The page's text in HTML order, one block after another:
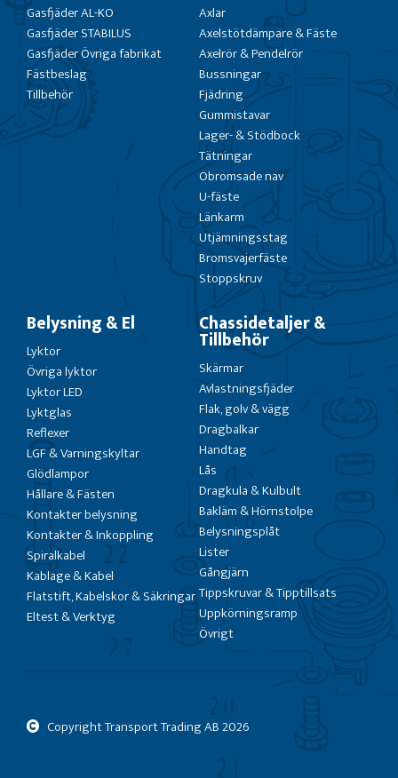
Gasfjäder AL-KO
Gasfjäder STABILUS
Gasfjäder Övriga fabrikat
Fästbeslag
Tillbehör
Axlar
Axelstötdämpare & Fäste
Axelrör & Pendelrör
Bussningar
Fjädring
Gummistavar
Lager- & Stödbock
Tätningar
Obromsade nav
U-fäste
Länkarm
Utjämningsstag
Bromsvajerfäste
Stoppskruv
Belysning & El
Lyktor
Övriga lyktor
Lyktor LED
Lyktglas
Reflexer
LGF & Varningskyltar
Glödlampor
Hållare & Fästen
Kontakter belysning
Kontakter & Inkoppling
Spiralkabel
Kablage & Kabel
Flatstift, Kabelskor & Säkringar
Eltest & Verktyg
Chassidetaljer &
Tillbehör
Skärmar
Avlastningsfjäder
Flak, golv & vägg
Dragbalkar
Handtag
Lås
Dragkula & Kulbult
Bakläm & Hörnstolpe
Belysningsplåt
Lister
Gångjärn
Tippskruvar & Tipptillsats
Uppkörningsramp
Övrigt
Copyright Transport Trading AB2026